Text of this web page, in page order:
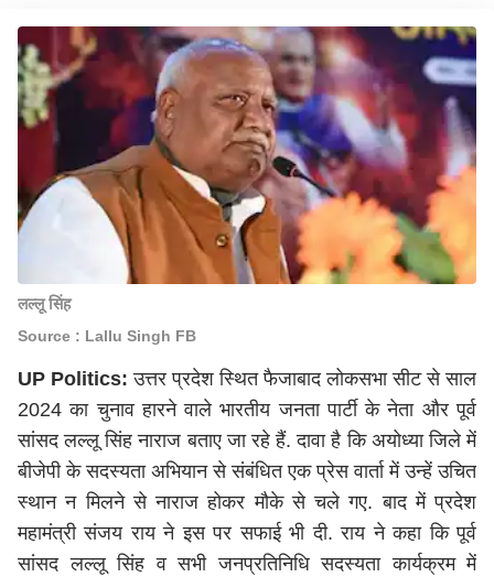
लल्लू सिंह
Source : Lallu Singh FB
UP Politics: उत्तर प्रदेश स्थित फैजाबाद लोकसभा सीट से साल
2024 का चुनाव हारने वाले भारतीय जनता पार्टी के नेता और पूर्व
सांसद लल्लू सिंह नाराज बताए जा रहे हैं. दावा है कि अयोध्या जिले में
बीजेपी के सदस्यता अभियान से संबंधित एक प्रेस वार्ता में उन्हें उचित
स्थान न मिलने से नाराज होकर मौके से चले गए. बाद में प्रदेश
महामंत्री संजय राय ने इस पर सफाई भी दी. राय ने कहा कि पूर्व
सांसद लल्लू सिंह व सभी जनप्रतिनिधि सदस्यता कार्यक्रम में